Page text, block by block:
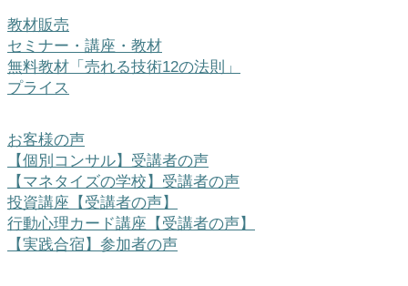
教材販売
セミナー・講座・教材
無料教材「売れる技術12の法則」
プライス
お客様の声
【個別コンサル】受講者の声
【マネタイズの学校】受講者の声
投資講座【受講者の声】
行動心理カード講座【受講者の声】
【実践合宿】参加者の声